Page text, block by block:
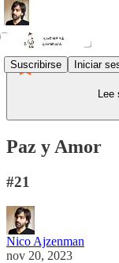
Suscribirse Iniciar
Lee
Paz y Amor
#21
Nico Ajzenman
nov 20, 2023